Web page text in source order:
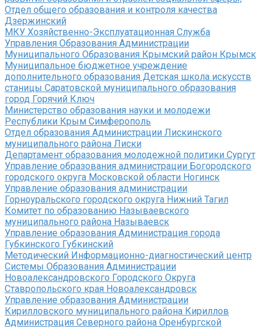
Отдел общего образования и контроля качества
Дзержинский
МКУ Хозяйственно-Эксплуатационная Служба
Управления Образования Администрации
Муниципального Образования Крымский район Крымск
Муниципальное бюджетное учреждение
дополнительного образования Детская школа искусств
станицы Саратовской муниципального образования
город Горячий Ключ
Министерство образования науки и молодежи
Республики Крым Симферополь
Отдел образования Администрации Лискинского
муниципального района Лиски
Департамент образования молодежной политики Сургут
Управление образования администрации Богородского
городского округа Московской области Ногинск
Управление образования администрации
Горноуральского городского округа Нижний Тагил
Комитет по образованию Называевского
муниципального района Называевск
Управление образования Администрация города
Губкинского Губкинский
Методический Информационно-диагностический центр
Системы Образования Администрации
Новоалександровского Городского Округа
Ставропольского края Новоалександровск
Управление образования Администрации
Кирилловского муниципального района Кириллов
Администрация Северного района Оренбургской